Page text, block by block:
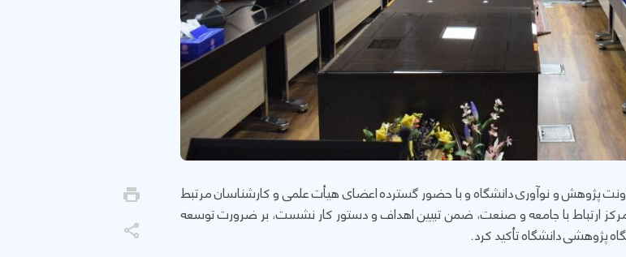
پژوهش و نوآوری دانشگاه و با حضور گسترده اعضای هیأت علمی و کارشناسان مرتبط
ارتباط با جامعه و صنعت، ضمن تبیین اهداف و دستور کار نشست، بر ضرورت توسعه
پژوهشی دانشگاه تأکید کرد.